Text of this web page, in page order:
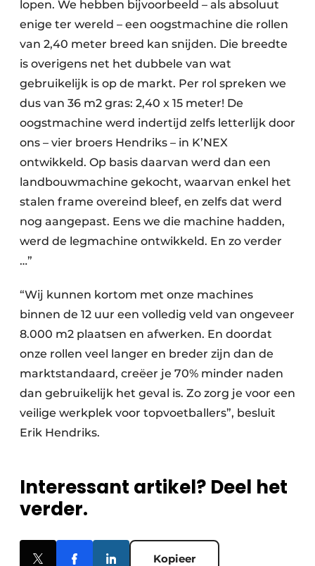
lopen. We hebben bijvoorbeeld – als absoluut
enige ter wereld – een oogstmachine die rollen
van 2,40 meter breed kan snijden. Die breedte
is overigens net het dubbele van wat
gebruikelijk is op de markt. Per rol spreken we
dus van 36 m2 gras: 2,40 x 15 meter! De
oogstmachine werd indertijd zelfs letterlijk door
ons – vier broers Hendriks – in K’NEX
ontwikkeld. Op basis daarvan werd dan een
landbouwmachine gekocht, waarvan enkel het
stalen frame overeind bleef, en zelfs dat werd
nog aangepast. Eens we die machine hadden,
werd de legmachine ontwikkeld. En zo verder
…”
“Wij kunnen kortom met onze machines
binnen de 12 uur een volledig veld van ongeveer
8.000 m2 plaatsen en afwerken. En doordat
onze rollen veel langer en breder zijn dan de
marktstandaard, creëer je 70% minder naden
dan gebruikelijk het geval is. Zo zorg je voor een
veilige werkplek voor topvoetballers”, besluit
Erik Hendriks.
Interessant artikel? Deel het
verder.
Kopieer